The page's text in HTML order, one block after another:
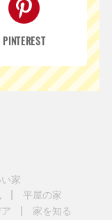
PINTEREST
家
平屋の家
家を知る